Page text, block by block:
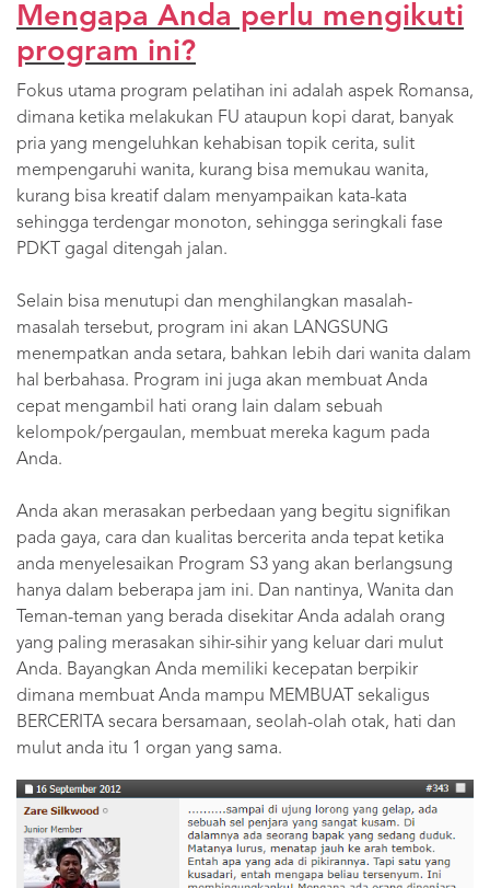
Mengapa Anda perlu mengikuti
program ini?
Fokus utama program pelatihan ini adalah aspek Romansa,
dimana ketika melakukan FU ataupun kopi darat, banyak
pria yang mengeluhkan kehabisan topik cerita, sulit
mempengaruhi wanita, kurang bisa memukau wanita,
kurang bisa kreatif dalam menyampaikan kata-kata
sehingga terdengar monoton, sehingga seringkali fase
PDKT gagal ditengah jalan.
Selain bisa menutupi dan menghilangkan masalah-
masalah tersebut, program ini akan LANGSUNG
menempatkan anda setara, bahkan lebih dari wanita dalam
hal berbahasa. Program ini juga akan membuat Anda
cepat mengambil hati orang lain dalam sebuah
kelompok/pergaulan, membuat mereka kagum pada
Anda.
Anda akan merasakan perbedaan yang begitu signifikan
pada gaya, cara dan kualitas bercerita anda tepat ketika
anda menyelesaikan Program S3 yang akan berlangsung
hanya dalam beberapa jam ini. Dan nantinya, Wanita dan
Teman-teman yang berada disekitar Anda adalah orang
yang paling merasakan sihir-sihir yang keluar dari mulut
Anda. Bayangkan Anda memiliki kecepatan berpikir
dimana membuat Anda mampu MEMBUAT sekaligus
BERCERITA secara bersamaan, seolah-olah otak, hati dan
mulut anda itu 1 organ yang sama.